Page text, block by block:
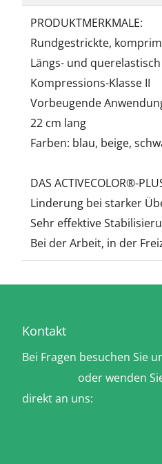
PRODUKTMERKMALE:
Rundgestrickte,
Längs- und querelastisch
Kompressions-Klasse II
Vorbeugende
22 cm lang
Farben: blau, beige,
DAS ACTIVECOLOR®-
Linderung bei starker
Sehr effektive
Bei der Arbeit, in der
Kontakt
Bei Fragen besuchen Sie
oder wenden
direkt an uns: